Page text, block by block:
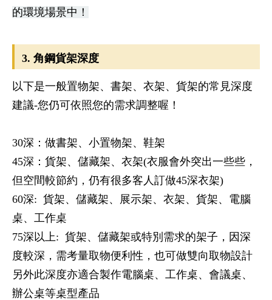
的環境場景中！
3. 角鋼貨架深度
以下是一般置物架、書架、衣架、貨架的常見深度
建議-您仍可依照您的需求調整喔！
30深：做書架、小置物架、鞋架
45深：貨架、儲藏架、衣架(衣服會外突出一些些，
但空間較節約，仍有很多客人訂做45深衣架)
60深: 貨架、儲藏架、展示架、衣架、貨架、電腦
桌、工作桌
75深以上: 貨架、儲藏架或特別需求的架子，因深
度較深，需考量取物便利性，也可做雙向取物設計
另外此深度亦適合製作電腦桌、工作桌、會議桌、
辦公桌等桌型產品